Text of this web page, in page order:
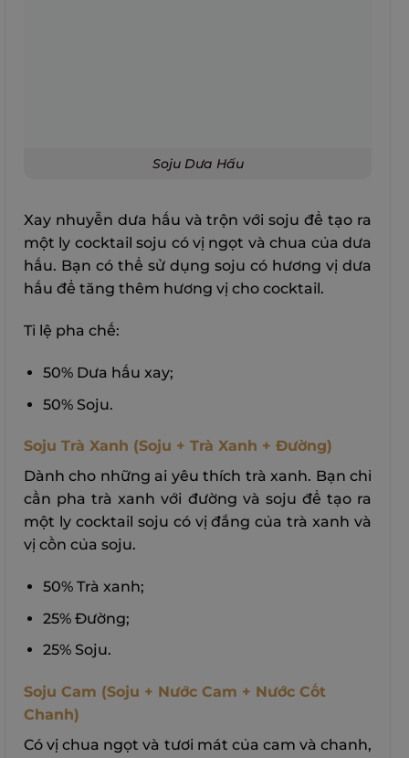
Soju Dưa Hấu
Xay nhuyễn dưa hấu và trộn với soju để tạo ra
một ly cocktail soju có vị ngọt và chua của dưa
hấu. Bạn có thể sử dụng soju có hương vị dưa
hấu để tăng thêm hương vị cho cocktail.
Tỉ lệ pha chế:
50% Dưa hấu xay;
50% Soju.
Soju Trà Xanh (Soju + Trà Xanh + Đường)
Dành cho những ai yêu thích trà xanh. Bạn chỉ
cần pha trà xanh với đường và soju để tạo ra
một ly cocktail soju có vị đắng của trà xanh và
vị cồn của soju.
50% Trà xanh;
25% Đường;
25% Soju.
Soju Cam (Soju + Nước Cam + Nước Cốt
Chanh)
Có vị chua ngọt và tươi mát của cam và chanh,